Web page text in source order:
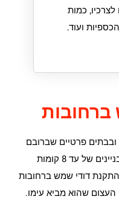
כמות
ועוד.
פרטיים שברובם
מותקנים דודי שמש. החוק קובע כי בבניינים של עד 8 קומות
דודי שמש ברחובות
העצום שהוא מביא עימו.